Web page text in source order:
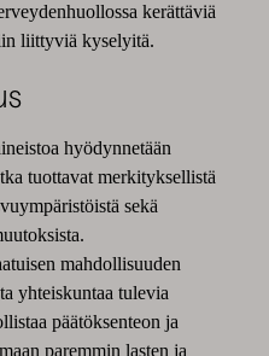
kerättäviä
liittyviä kyselyitä.
hyödynnetään
tuottavat merkityksellistä
sekä
mahdollisuuden
yhteiskuntaa tulevia
päätöksenteon ja
paremmin lasten ja